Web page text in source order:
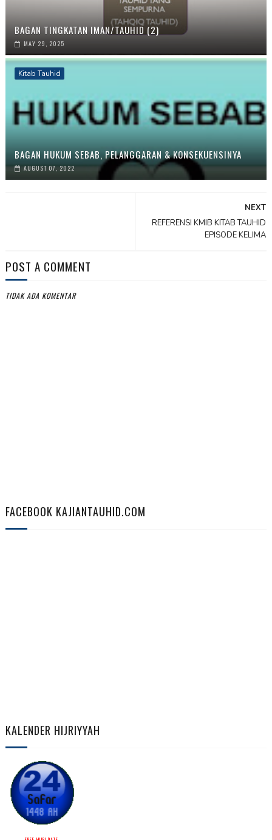
BAGAN TINGKATAN IMAN/TAUHID (2)
MAY 29, 2025
Kitab Tauhid
BAGAN HUKUM SEBAB, PELANGGARAN & KONSEKUENSINYA
AUGUST 07, 2022
NEXT
REFERENSI KMIB KITAB TAUHID
EPISODE KELIMA
POST A COMMENT
TIDAK ADA KOMENTAR
FACEBOOK KAJIANTAUHID.COM
KALENDER HIJRIYYAH